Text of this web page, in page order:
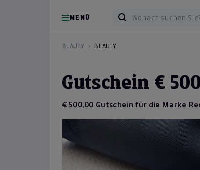
MENÜ
BEAUTY
BEAUTY
Gutschein €
€ 500,00 Gutschein für die Marke